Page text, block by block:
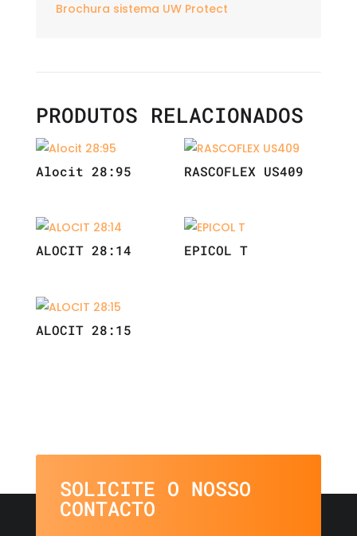
Brochura sistema UW Protect
PRODUTOS RELACIONADOS
Alocit 28:95 RASCOFLEX US409
ALOCIT 28:14 EPICOL T
ALOCIT 28:15
SOLICITE O NOSSO
CONTACTO